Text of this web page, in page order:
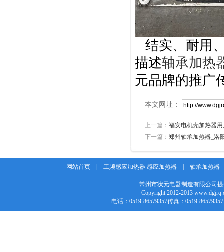
结实、耐用
描述轴承加热
元品牌的推广
本文网址：
上一篇： 福安电机壳加热器
下一篇： 郑州轴承加热器_洛
网站首页 工频感应加热器 感应加热器 轴承加热器
常州市状元电器制造有限公司
Copyright 2012-2013
电话：0519-86579357传真：0519-